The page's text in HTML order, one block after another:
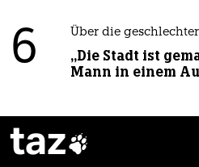
6 Über die
„Die Stadt ist
Mann in einem
taz